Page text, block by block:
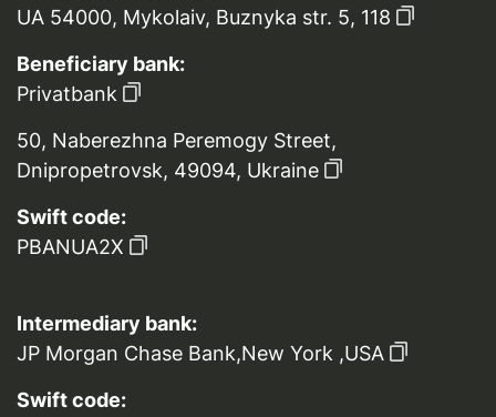
UA 54000, Mykolaiv, Buznyka str. 5, 118
Beneficiary bank:
Privatbank
50, Naberezhna Peremogy Street,
Dnipropetrovsk, 49094, Ukraine
Swift code:
PBANUA2X
Intermediary bank:
JP Morgan Chase Bank,New York ,USA
Swift code: